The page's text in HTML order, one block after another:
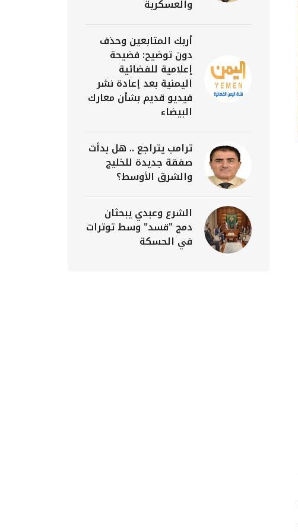
والعسكرية
أربك المتابعين وحذف
دون توضيح: فضيحة
إعلامية للفضائية
اليمنية بعد إعادة نشر
فيديو قديم بشأن معارك
البيضاء
ترامب يتراجع .. هل بدأت
صفقة جديدة للخليج
والشرق الأوسط؟
الشرع وعبدي يبحثان
دمج "قسد" وسط توترات
في الحسكة